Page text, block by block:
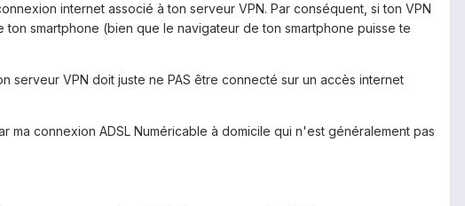
internet associé à ton serveur VPN. Par conséquent, si ton VPN
smartphone (bien que le navigateur de ton smartphone puisse te
serveur VPN doit juste ne PAS être connecté sur un accès internet
connexion ADSL Numéricable à domicile qui n'est généralement pas